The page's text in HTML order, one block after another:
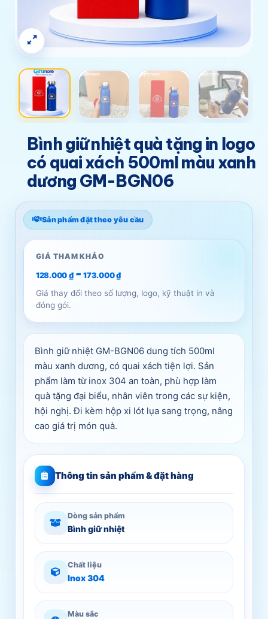
Bình giữ nhiệt quà tặng in logo
có quai xách 500ml màu xanh
dương GM-BGN06
Sản phẩm đặt theo yêu cầu
GIÁ THAM KHẢO
128.000 ₫-173.000₫
Giá thay đổi theo số lượng, logo, kỹ thuật in và
đóng gói.
Bình giữ nhiệt GM-BGN06 dung tích 500ml
màu xanh dương, có quai xách tiện lợi. Sản
phẩm làm từ inox 304 an toàn, phù hợp làm
quà tặng đại biểu, nhân viên trong các sự kiện,
hội nghị. Đi kèm hộp xi lót lụa sang trọng, nâng
cao giá trị món quà.
Thông tin sản phẩm & đặt hàng
Dòng sản phẩm
Bình giữ nhiệt
Chất liệu
Inox 304
Màu sắc